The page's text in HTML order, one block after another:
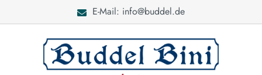
E-Mail: info@buddel.de